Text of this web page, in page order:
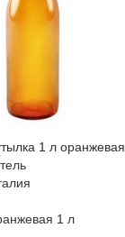
1 л оранжевая
1 л